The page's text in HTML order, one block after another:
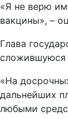
«Я не верю
вакцины», –
Глава
сложившуюся
«На
дальнейших
любыми